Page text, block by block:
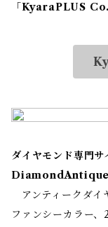
「 KyaraPLUS
ダイヤモンド専門サ
DiamondAntique
アンティークダイ
ファンシーカラー